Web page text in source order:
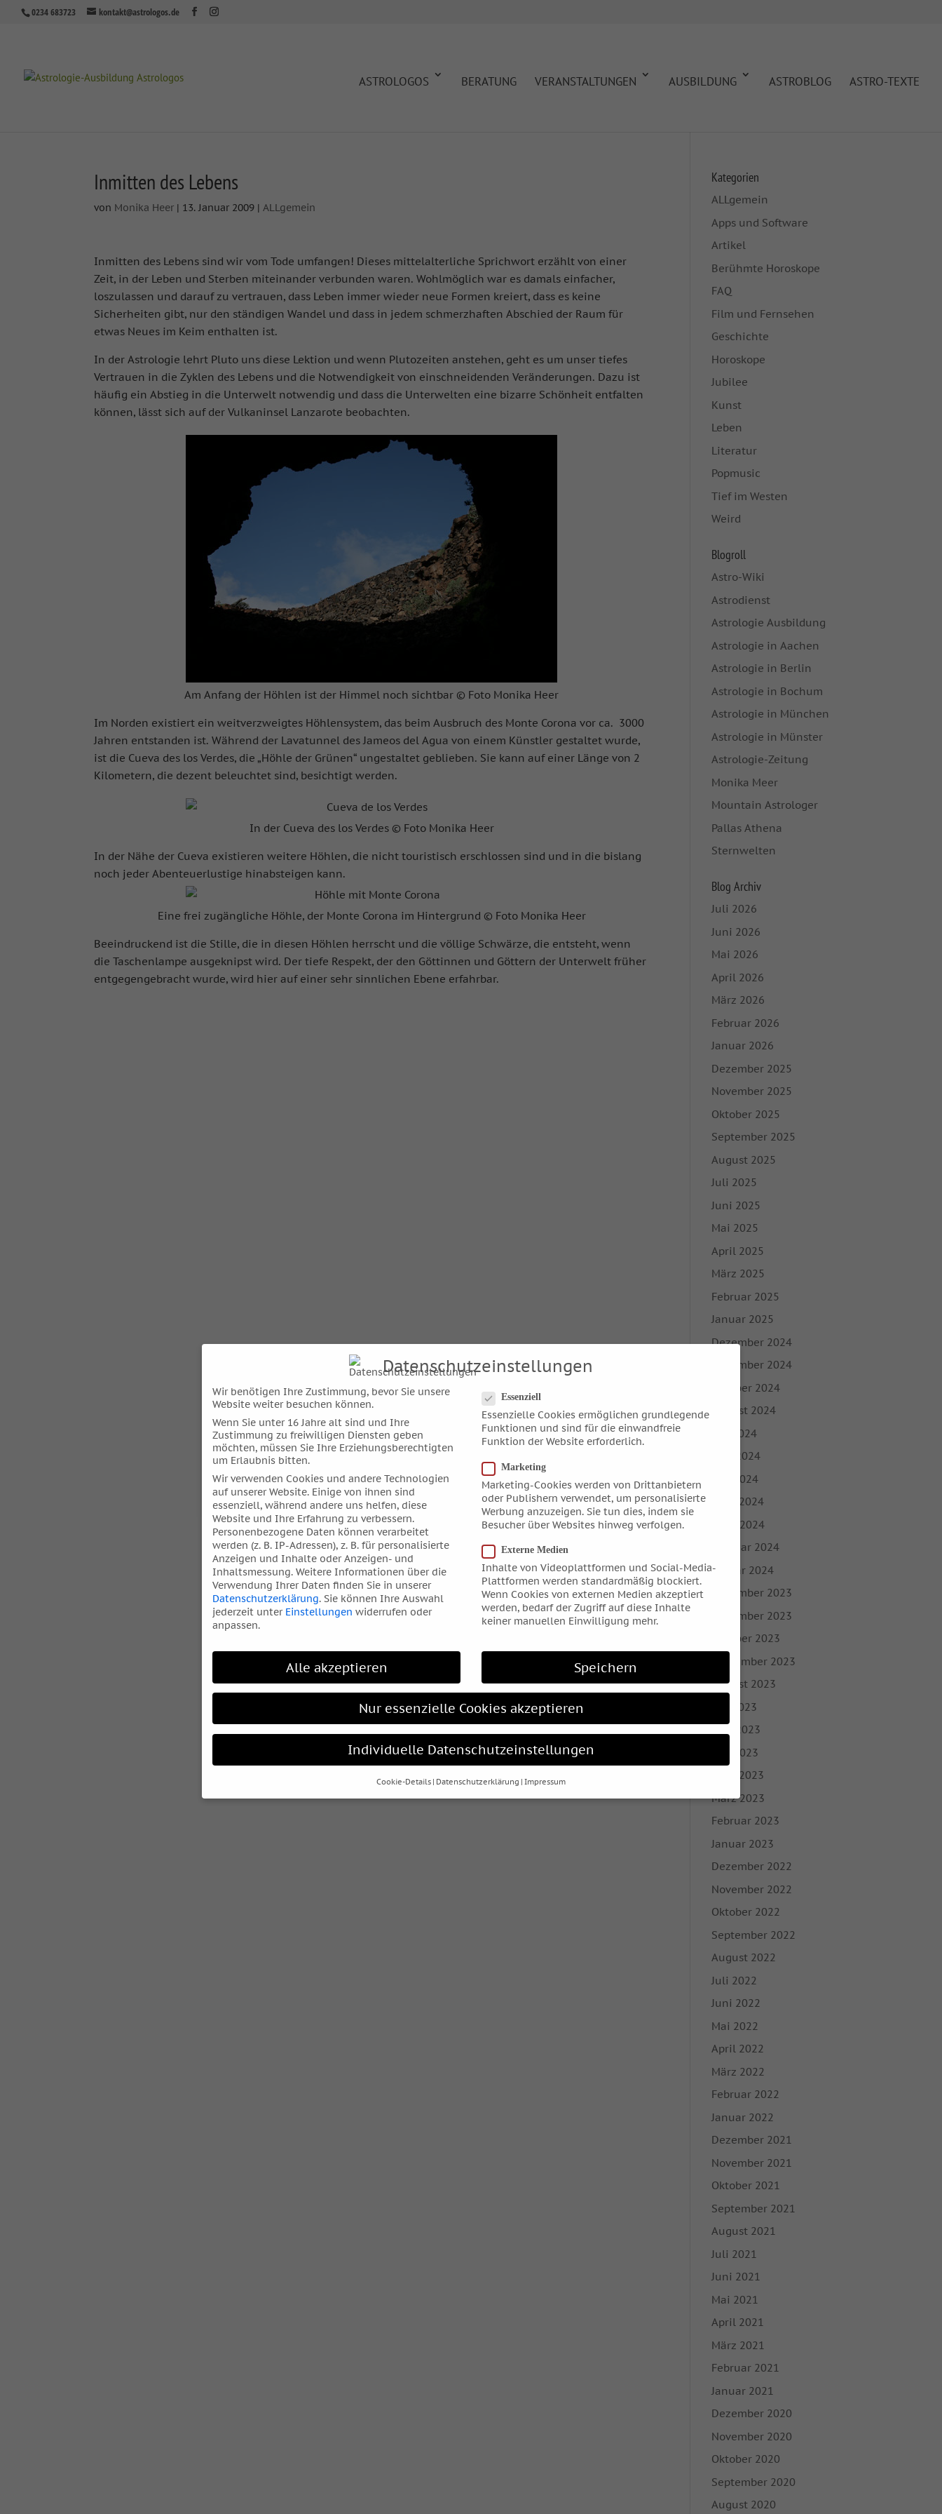
0234 683723 kontakt@astrologos.de
ASTROLOGOS BERATUNG VERANSTALTUNGEN AUSBILDUNG ASTROBLOG ASTRO-TEXTE
Inmitten des Lebens
von Monika Heer | 13. Januar 2009 |ALLgemein
Inmitten des Lebens sind wir vom Tode umfangen! Dieses mittelalterliche Sprichwort erzählt von einer
Zeit, in der Leben und Sterben miteinander verbunden waren. Wohlmöglich war es damals einfacher,
loszulassen und darauf zu vertrauen, dass Leben immer wieder neue Formen kreiert, dass es keine
Sicherheiten gibt, nur den ständigen Wandel und dass in jedem schmerzhaften Abschied der Raum für
etwas Neues im Keim enthalten ist.
In der Astrologie lehrt Pluto uns diese Lektion und wenn Plutozeiten anstehen, geht es um unser tiefes
Vertrauen in die Zyklen des Lebens und die Notwendigkeit von einschneidenden Veränderungen. Dazu ist
häufig ein Abstieg in die Unterwelt notwendig und dass die Unterwelten eine bizarre Schönheit entfalten
können, lässt sich auf der Vulkaninsel Lanzarote beobachten.
Am Anfang der Höhlen ist der Himmel noch sichtbar © Foto Monika Heer
Im Norden existiert ein weitverzweigtes Höhlensystem, das beim Ausbruch des Monte Corona vor ca. 3000
Jahren entstanden ist. Während der Lavatunnel des Jameos del Agua von einem Künstler gestaltet wurde,
ist die Cueva des los Verdes, die „Höhle der Grünen“ ungestaltet geblieben. Sie kann auf einer Länge von 2
Kilometern, die dezent beleuchtet sind, besichtigt werden.
In der Cueva des los Verdes © Foto Monika Heer
In der Nähe der Cueva existieren weitere Höhlen, die nicht touristisch erschlossen sind und in die bislang
noch jeder Abenteuerlustige hinabsteigen kann.
Eine frei zugängliche Höhle, der Monte Corona im Hintergrund © Foto Monika Heer
Beeindruckend ist die Stille, die in diesen Höhlen herrscht und die völlige Schwärze, die entsteht, wenn
die Taschenlampe ausgeknipst wird. Der tiefe Respekt, der den Göttinnen und Göttern der Unterwelt früher
entgegengebracht wurde, wird hier auf einer sehr sinnlichen Ebene erfahrbar.
Kategorien
ALLgemein
Apps und Software
Artikel
Berühmte Horoskope
FAQ
Film und Fernsehen
Geschichte
Horoskope
Jubilee
Kunst
Leben
Literatur
Popmusic
Tief im Westen
Weird
Blogroll
Astro-Wiki
Astrodienst
Astrologie Ausbildung
Astrologie in Aachen
Astrologie in Berlin
Astrologie in Bochum
Astrologie in München
Astrologie in Münster
Astrologie-Zeitung
Monika Meer
Mountain Astrologer
Pallas Athena
Sternwelten
Blog Archiv
Juli 2026
Juni 2026
Mai 2026
April 2026
März 2026
Februar 2026
Januar 2026
Dezember 2025
November 2025
Oktober 2025
September 2025
August 2025
Juli 2025
Juni 2025
Mai 2025
April 2025
März 2025
Februar 2025
Januar 2025
Dezember 2024
November 2024
Oktober 2024
August 2024
Juli 2024
Juni 2024
Mai 2024
April 2024
März 2024
Februar 2024
Januar 2024
Dezember 2023
November 2023
Oktober 2023
September 2023
August 2023
Juli 2023
Juni 2023
Mai 2023
April 2023
März 2023
Februar 2023
Januar 2023
Dezember 2022
November 2022
Oktober 2022
September 2022
August 2022
Juli 2022
Juni 2022
Mai 2022
April 2022
März 2022
Februar 2022
Januar 2022
Dezember 2021
November 2021
Oktober 2021
September 2021
August 2021
Juli 2021
Juni 2021
Mai 2021
April 2021
März 2021
Februar 2021
Januar 2021
Dezember 2020
November 2020
Oktober 2020
September 2020
August 2020
Datenschutzeinstellungen
Wir benötigen Ihre Zustimmung, bevor Sie unsere
Website weiter besuchen können.
Wenn Sie unter 16 Jahre alt sind und Ihre
Zustimmung zu freiwilligen Diensten geben
möchten, müssen Sie Ihre Erziehungsberechtigten
um Erlaubnis bitten.
Wir verwenden Cookies und andere Technologien
auf unserer Website. Einige von ihnen sind
essenziell, während andere uns helfen, diese
Website und Ihre Erfahrung zu verbessern.
Personenbezogene Daten können verarbeitet
werden (z. B. IP-Adressen), z. B. für personalisierte
Anzeigen und Inhalte oder Anzeigen- und
Inhaltsmessung. Weitere Informationen über die
Verwendung Ihrer Daten finden Sie in unserer
Datenschutzerklärung. Sie können Ihre Auswahl
jederzeit unter Einstellungen widerrufen oder
anpassen.
Essenziell
Essenzielle Cookies ermöglichen grundlegende
Funktionen und sind für die einwandfreie
Funktion der Website erforderlich.
Marketing
Marketing-Cookies werden von Drittanbietern
oder Publishern verwendet, um personalisierte
Werbung anzuzeigen. Sie tun dies, indem sie
Besucher über Websites hinweg verfolgen.
Externe Medien
Inhalte von Videoplattformen und Social-Media-
Plattformen werden standardmäßig blockiert.
Wenn Cookies von externen Medien akzeptiert
werden, bedarf der Zugriff auf diese Inhalte
keiner manuellen Einwilligung mehr.
Alle akzeptieren Speichern
Nur essenzielle Cookies akzeptieren
Individuelle Datenschutzeinstellungen
Cookie-Details Datenschutzerklärung Impressum
Datenschutzeinstellungen
Wenn Sie unter 16 Jahre alt sind und Ihre Zustimmung zu freiwilligen Diensten geben möchten, müssen Sie
können verarbeitet werden (z. B. IP-Adressen), z. B. für personalisierte Anzeigen und Inhalte oder Anzeigen-
Zurück
Marketing
Externe Medien
Impressum